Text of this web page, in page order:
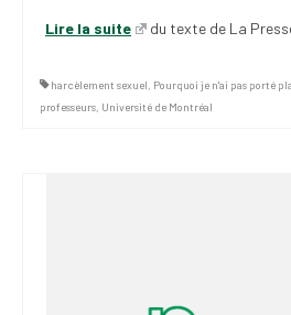
Lire la suite du texte de La
harcèlement sexuel, Pourquoi je n'ai pas porté
professeurs, Université de Montréal